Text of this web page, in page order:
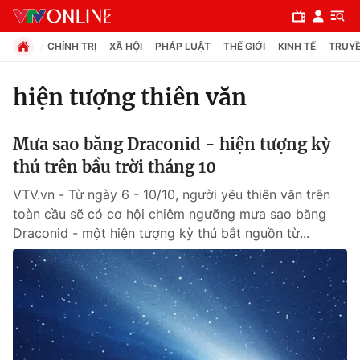
Chuyên mục
Chính trị
Xã hội
Pháp luật
Y tế
Thế giới
CHÍNH TRỊ XÃ HỘI PHÁP LUẬT THẾ GIỚI KINH TẾ
hiện tượng thiên văn
Mưa sao băng Draconid - hiện tượng kỳ
thú trên bầu trời tháng 10
VTV.vn - Từ ngày 6 - 10/10, người yêu thiên văn trên
toàn cầu sẽ có cơ hội chiêm ngưỡng mưa sao băng
Draconid - một hiện tượng kỳ thú bắt nguồn từ...